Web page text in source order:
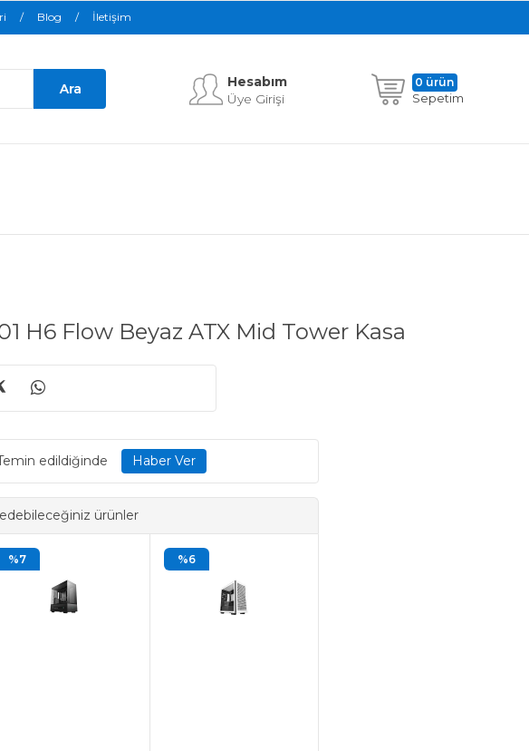
Blog İletişim
Hesabım
Üye Girişi
Sepetim
0 ürün
H6 Flow Beyaz ATX Mid Tower Kasa
edildiğinde
ürünler
%7 %6